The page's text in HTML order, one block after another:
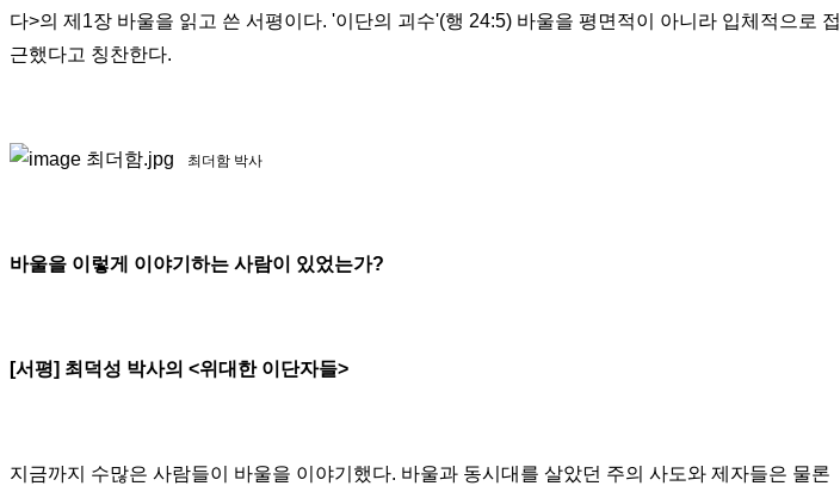
다>의 제1장 바울을 읽고 쓴 서평이다. '이단의 괴수'(행 24:5) 바울을 평면적이 아니라 입체적으로 접
근했다고 칭찬한다.
최더함 박사
바울을 이렇게 이야기하는 사람이 있었는가?
[서평] 최덕성 박사의 <위대한 이단자들>
지금까지 수많은 사람들이 바울을 이야기했다. 바울과 동시대를 살았던 주의 사도와 제자들은 물론